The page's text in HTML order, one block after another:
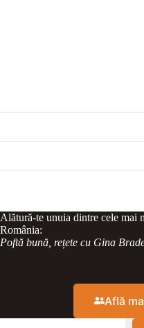
Alătură-te unuia dintre cele mai
România:
Poftă bună, rețete cu Gina
Află